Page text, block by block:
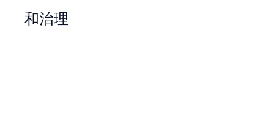
和治理